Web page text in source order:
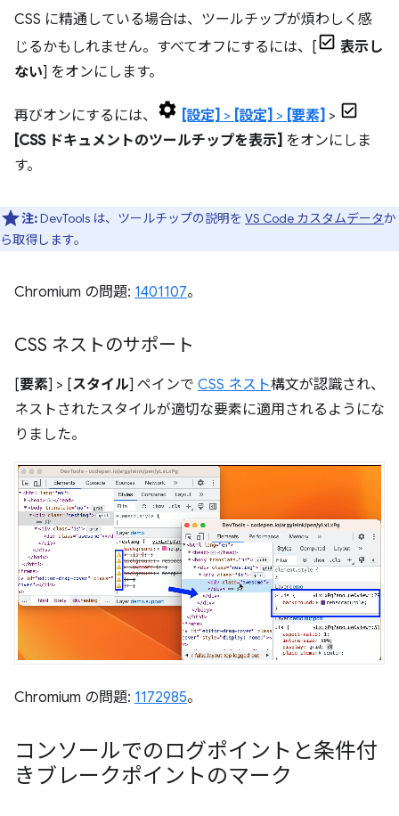
CSS に精通している場合は、ツールチップが煩わしく感
じるかもしれません。すべてオフにするには、[
表示し
ない] をオンにします。
再びオンにするには、 [設定] > [設定] > [要素] >
[CSS ドキュメントのツールチップを表示] をオンにしま
す。
注:DevTools は、ツールチップの説明を VS Code カスタムデータか
ら取得します。
Chromium の問題: 1401107。
CSS ネストのサポート
[要素] > [スタイル] ペインで CSS ネスト構文が認識され、
ネストされたスタイルが適切な要素に適用されるようにな
りました。
Chromium の問題: 1172985。
コンソールでのログポイントと条件付
きブレークポイントのマーク